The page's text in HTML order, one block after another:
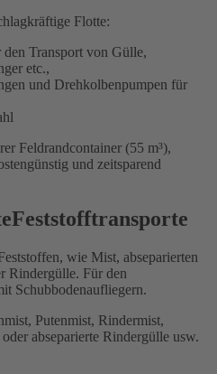
Flotte:
Transport von Gülle,
etc.,
und Drehkolbenpumpen für
Feldrandcontainer (55 m³),
und zeitsparend
Feststofftransporte
wie Mist, abseparierten
Rindergülle. Für den
Schubbodenaufliegern.
Putenmist, Rindermist,
abseparierte Rindergülle usw.